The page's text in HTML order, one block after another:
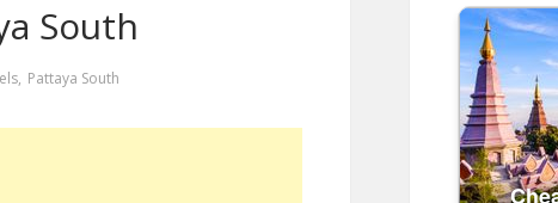
South
, Pattaya South